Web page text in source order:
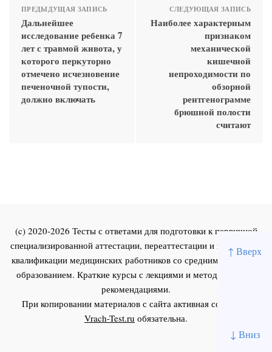
↑ Вверх
↓ Вниз
ПРЕДЫДУЩАЯ ЗАПИСЬ
Дальнейшее
исследование ребенка 7
лет с травмой живота, у
которого перкуторно
отмечено исчезновение
печеночной тупости,
должно включать
СЛЕДУЮЩАЯ ЗАПИСЬ
Наиболее характерным
признаком
механической
кишечной
непроходимости по
обзорной
рентгенограмме
брюшной полости
считают
(c) 2020-2026 Тесты с ответами для подготовки к первичной
специализированной аттестации, переаттестации и повышения
квалификации медицинских работников со средним и высшим
образованием. Краткие курсы с лекциями и методическими
рекомендациями.
При копировании материалов с сайта активная ссылка на
Vrach-Test.ru обязательна.